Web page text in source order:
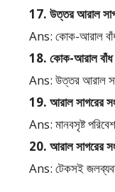
17. উত্তর আরাল
Ans: কোক-আরাল
18. কোক-আরাল বাঁধ
Ans: উত্তর আরাল
19. আরাল সাগরের
Ans: মানবসৃষ্ট
20. আরাল সাগরের
Ans: টেকসই